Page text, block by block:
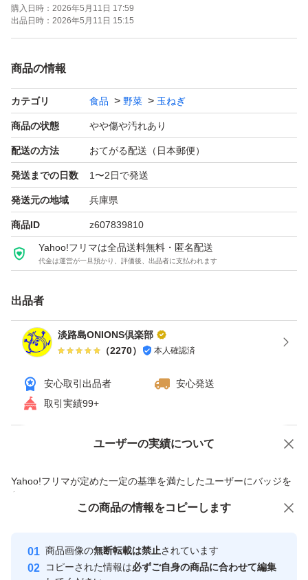
◎品種:七宝早生＜訳あり＞
◎梱包:100サイズ箱
等々の訳あり
◎産地・発送:兵庫県南あわじ市
◎発送:おてがる発送(ゆうパック)で送料無料
◎特記事項
保存性を高める為に結構汚れた状態です。
薄皮剥いて頂ければ綺麗な新玉ねぎとなります。
土など付着してるので、神経質な方はご遠慮下さい。
----------------------
玉葱
たまねぎ
タマネギ
サラダ
カレー
愉快な農家
購入日時： 2026年5月11日 17:59
出品日時： 2026年5月11日 15:15
商品の情報
カテゴリ 食品 野菜 玉ねぎ
商品の状態 やや傷や汚れあり
配送の方法 おてがる配送（日本郵便）
発送までの日数 1〜2日で発送
発送元の地域 兵庫県
商品ID z607839810
Yahoo!フリマは全品送料無料・匿名配送
代金は運営が一旦預かり、評価後、出品者に支払われます
出品者
淡路島ONIONS倶楽部
（2270） 本人確認済
安心取引出品者
安心発送
取引実績99+
ユーザーの実績について
Yahoo!フリマが定めた一定の基準を満たしたユーザーにバッジを
付与しています
安心取引出品者
心・安全なユーザーです
価格の相談 商品への質問
この商品の情報をコピーします
商品画像の無断転載は禁止されています
コピーされた情報は必ずご自身の商品に合わせて編集
この商品をみている人にオススメ